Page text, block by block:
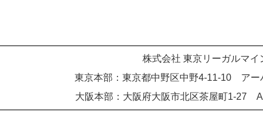
株式会社 東京リーガルマイ
東京本部：東京都中野区中野4-11-10 アー
大阪本部：大阪府大阪市北区茶屋町1-27